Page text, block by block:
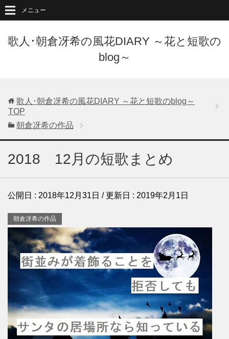
歌人･朝倉冴希の風花DIARY ～花と短歌の
blog～
メニュー
歌人･朝倉冴希の風花DIARY ～花と短歌のblog～
TOP
朝倉冴希の作品
2018 12月の短歌まとめ
公開日 : 2018年12月31日 / 更新日 : 2019年2月1日
朝倉冴希の作品